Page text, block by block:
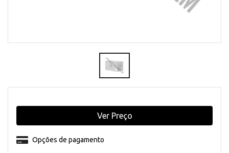
Opções de pagamento
Ver Preço